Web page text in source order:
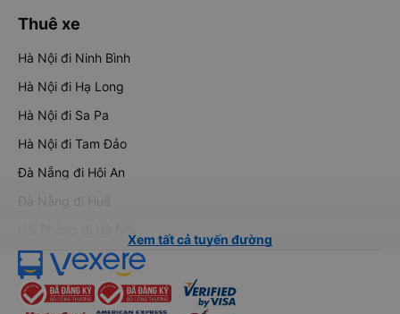
Thuê xe
Hà Nội đi Ninh Bình
Hà Nội đi Hạ Long
Hà Nội đi Sa Pa
Hà Nội đi Tam Đảo
Đà Nẵng đi Hội An
Đà Nẵng đi Huế
Xem tất cả tuyến đường